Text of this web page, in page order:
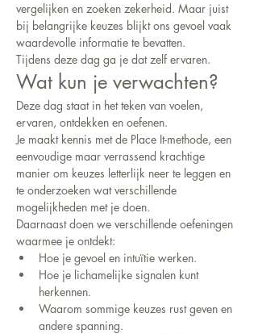
vergelijken en zoeken zekerheid. Maar juist
bij belangrijke keuzes blijkt ons gevoel vaak
waardevolle informatie te bevatten.
Tijdens deze dag ga je dat zelf ervaren.
Wat kun je verwachten?
Deze dag staat in het teken van voelen,
ervaren, ontdekken en oefenen.
Je maakt kennis met de Place It-methode, een
eenvoudige maar verrassend krachtige
manier om keuzes letterlijk neer te leggen en
te onderzoeken wat verschillende
mogelijkheden met je doen.
Daarnaast doen we verschillende oefeningen
waarmee je ontdekt:
Hoe je gevoel en intuïtie werken.
Hoe je lichamelijke signalen kunt
herkennen.
Waarom sommige keuzes rust geven en
andere spanning.